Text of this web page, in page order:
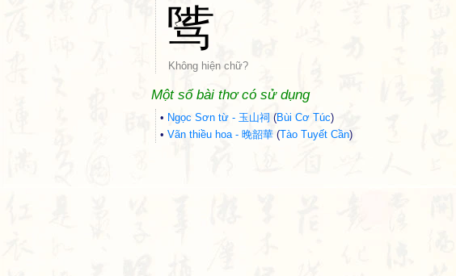
骘
Không hiện chữ?
Một số bài thơ có sử dụng
• Ngọc Sơn từ - 玉山祠 (Bùi Cơ Túc)
• Vãn thiều hoa - 晚韶華 (Tào Tuyết Cần)